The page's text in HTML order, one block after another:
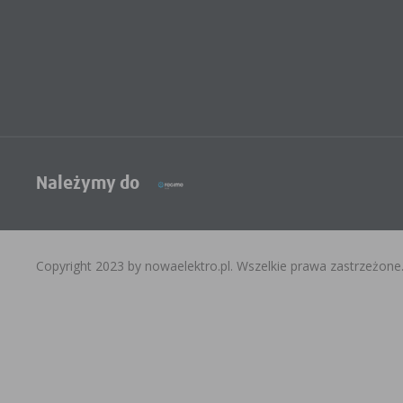
Należymy do
Copyright 2023 by nowaelektro.pl. Wszelkie prawa zastrzeżone.